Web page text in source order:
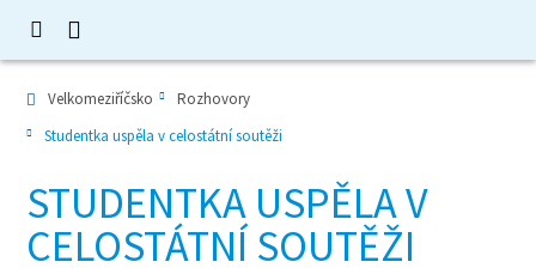
Velkomeziříčsko
Rozhovory
Studentka uspěla v celostátní soutěži
STUDENTKA USPĚLA V
CELOSTÁTNÍ SOUTĚŽI